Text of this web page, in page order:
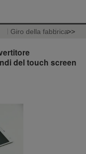
Giro della fabbrica>>
del touch screen